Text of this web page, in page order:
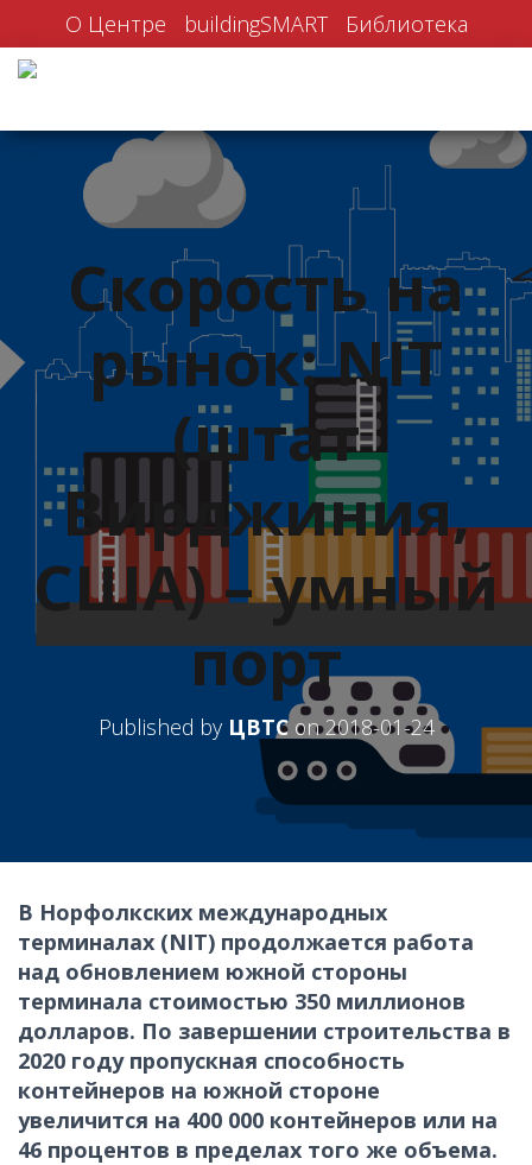
О Центре buildingSMART Библиотека
Скорость на
рынок: NIT
(штат
Вирджиния,
США) – умный
порт
Published by ЦВТСon2018-01-24
В Норфолкских международных
терминалах (NIT) продолжается работа
над обновлением южной стороны
терминала стоимостью 350 миллионов
долларов. По завершении строительства в
2020 году пропускная способность
контейнеров на южной стороне
увеличится на 400 000 контейнеров или на
46 процентов в пределах того же объема.